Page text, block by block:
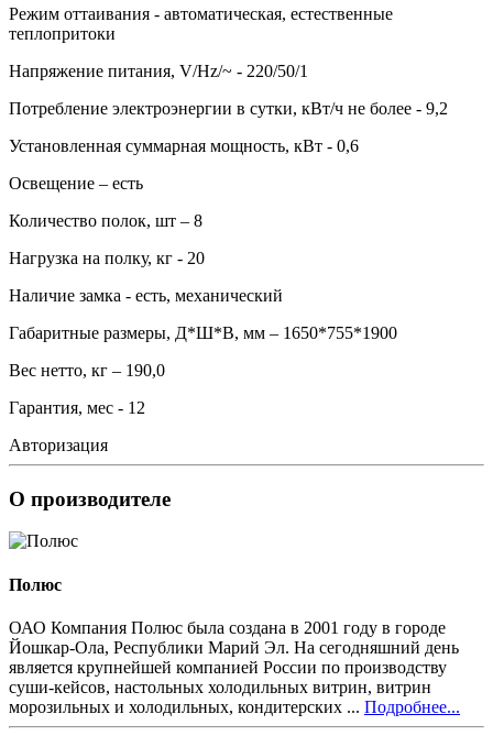
Режим оттаивания - автоматическая, естественные
теплопритоки
Напряжение питания, V/Hz/~ - 220/50/1
Потребление электроэнергии в сутки, кВт/ч не более - 9,2
Установленная суммарная мощность, кВт - 0,6
Освещение – есть
Количество полок, шт – 8
Нагрузка на полку, кг - 20
Наличие замка - есть, механический
Габаритные размеры, Д*Ш*В, мм – 1650*755*1900
Вес нетто, кг – 190,0
Гарантия, мес - 12
Авторизация
О производителе
Полюс
ОАО Компания Полюс была создана в 2001 году в городе
Йошкар-Ола, Республики Марий Эл. На сегодняшний день
является крупнейшей компанией России по производству
суши-кейсов, настольных холодильных витрин, витрин
морозильных и холодильных, кондитерских ... Подробнее...